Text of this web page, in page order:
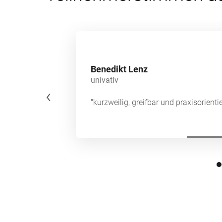
Benedikt Lenz
univativ
"kurzweilig, greifbar und
‹